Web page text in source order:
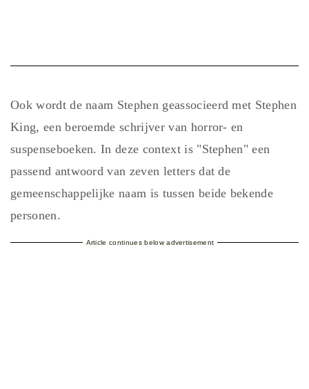
Ook wordt de naam Stephen geassocieerd met Stephen
King, een beroemde schrijver van horror- en
suspenseboeken. In deze context is "Stephen" een
passend antwoord van zeven letters dat de
gemeenschappelijke naam is tussen beide bekende
personen.
Article continues below advertisement